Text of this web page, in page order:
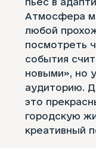
Атмосфера
любой
посмотреть
события
новыми», но
аудиторию.
это
городскую
креативный